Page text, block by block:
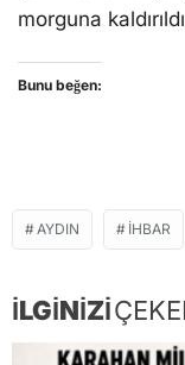
morguna
Bunu beğen:
AYDIN İHBAR
İLGİNİZİ